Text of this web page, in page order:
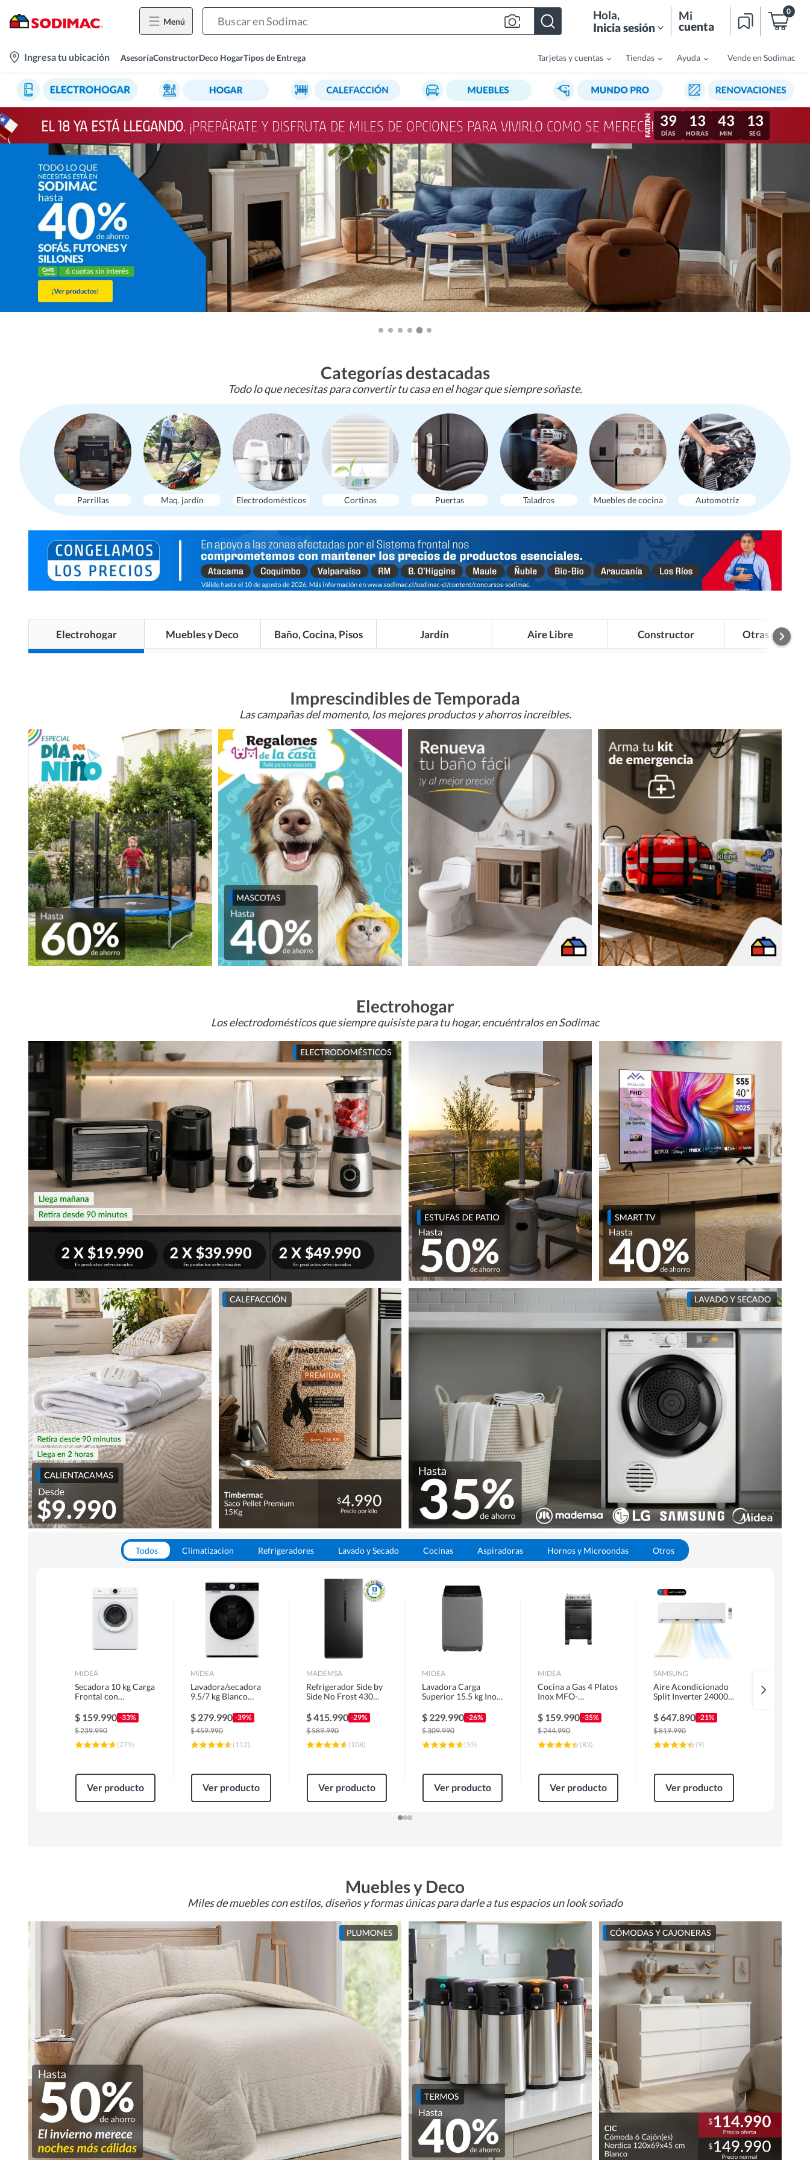
Menú Hola,
Inicia sesión
Mi
cuenta
0
location-
Ingresa tu ubicación AsesoríaConstructorDeco HogarTipos de Entrega Tarjetas y cuentas Tiendas Ayuda Vende en Sodimac
EL 18 YA ESTÁ LLEGANDO. ¡PREPÁRATE Y DISFRUTA DE MILES DE OPCIONES PARA VIVIRLO COMO SE MERECE! 39
DÍAS
13
HORAS
43
MIN
10
SEG
Categorías destacadas
Todo lo que necesitas para convertir tu casa en el hogar que siempre soñaste.
Parrillas Maq. jardín Electrodomésticos Cortinas Puertas Taladros Muebles de cocina Automotriz
Electrohogar Muebles y Deco Baño, Cocina, Pisos Jardín Aire Libre Constructor Otras
Imprescindibles de Temporada
Las campañas del momento, los mejores productos y ahorros increíbles.
Electrohogar
Los electrodomésticos que siempre quisiste para tu hogar, encuéntralos en Sodimac
Todos Climatizacion Refrigeradores Lavado y Secado Cocinas Aspiradoras Hornos y Microondas Otros
MIDEA
Secadora 10 kg Carga
Frontal con
MD100A100/W2
$ 159.990 -33%
$239.990
(275)
Ver producto
MIDEA
Lavadora/secadora
9.5/7 kg Blanco
$ 279.990 -39%
$459.990
(112)
Ver producto
MADEMSA
Refrigerador Side by
Side No Frost 430
MAS430B
$415.990 -29%
$589.990
(108)
Ver producto
MIDEA
Lavadora Carga
Superior 15.5 kg Inox
$ 229.990 -26%
$309.990
(55)
Ver producto
MIDEA
Cocina a Gas 4 Platos
Inox MFO-
$ 159.990 -35%
$244.990
(83)
Ver producto
SAMSUNG
Aire Acondicionado
Split Inverter 24000
$647.890 -21%
$819.990
(9)
Ver producto
Muebles y Deco
Miles de muebles con estilos, diseños y formas únicas para darle a tus espacios un look soñado